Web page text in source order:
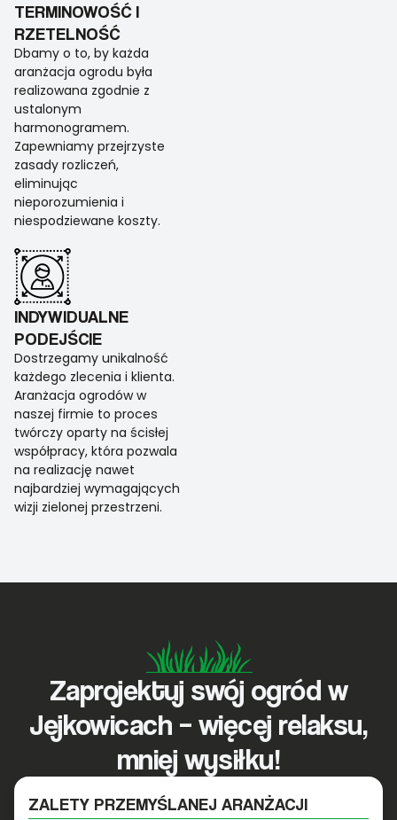
TERMINOWOŚĆ I
RZETELNOŚĆ
Dbamy o to, by każda
aranżacja ogrodu była
realizowana zgodnie z
ustalonym
harmonogramem.
Zapewniamy przejrzyste
zasady rozliczeń,
eliminując
nieporozumienia i
niespodziewane koszty.
INDYWIDUALNE
PODEJŚCIE
Dostrzegamy unikalność
każdego zlecenia i klienta.
Aranżacja ogrodów w
naszej firmie to proces
twórczy oparty na ścisłej
współpracy, która pozwala
na realizację nawet
najbardziej wymagających
wizji zielonej przestrzeni.
Zaprojektuj swój ogród w
Jejkowicach – więcej relaksu,
mniej wysiłku!
ZALETY PRZEMYŚLANEJ ARANŻACJI